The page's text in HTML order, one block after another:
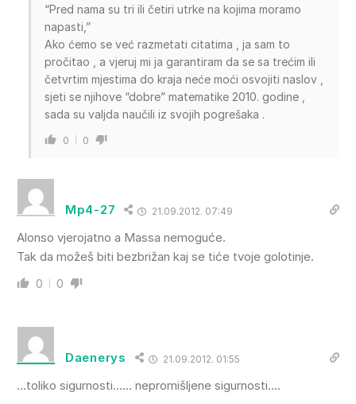
“Pred nama su tri ili četiri utrke na kojima moramo
napasti,”
Ako ćemo se već razmetati citatima , ja sam to
pročitao , a vjeruj mi ja garantiram da se sa trećim ili
četvrtim mjestima do kraja neće moći osvojiti naslov ,
sjeti se njihove “dobre” matematike 2010. godine ,
sada su valjda naučili iz svojih pogrešaka .
0 0
Mp4-27 21.09.2012. 07:49
Alonso vjerojatno a Massa nemoguće.
Tak da možeš biti bezbrižan kaj se tiće tvoje golotinje.
0 0
Daenerys 21.09.2012. 01:55
…toliko sigurnosti…… nepromišljene sigurnosti….